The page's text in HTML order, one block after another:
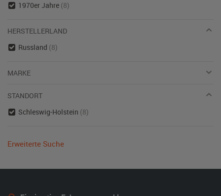
1970er Jahre (8)
HERSTELLERLAND
Russland (8)
MARKE
STANDORT
Schleswig-Holstein (8)
Erweiterte Suche